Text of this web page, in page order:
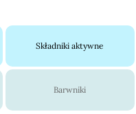
Składniki aktywne
Barwniki